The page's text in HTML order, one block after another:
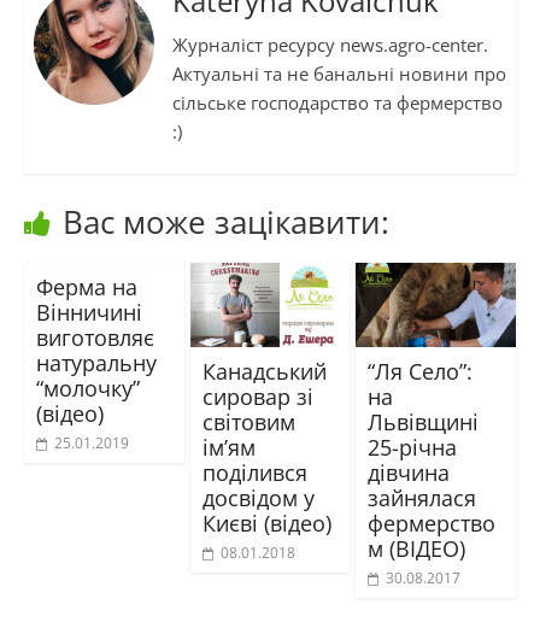
Журналіст ресурсу news.agro-center.
Актуальні та не банальні новини про
сільське господарство та фермерство
:)
Вас може зацікавити:
Ферма на
Вінничині
виготовляє
натуральну
“молочку”
(відео)
25.01.2019
Канадський
сировар зі
світовим
ім’ям
поділився
досвідом у
Києві (відео)
08.01.2018
“Ля Село”:
на
Львівщині
25-річна
дівчина
зайнялася
фермерство
м (ВІДЕО)
30.08.2017